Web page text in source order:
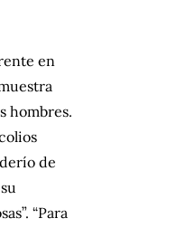
en
hombres.
de
“Para